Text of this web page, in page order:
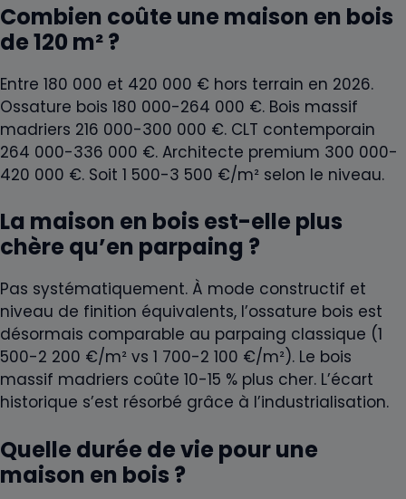
Combien coûte une maison en bois
de 120 m² ?
Entre 180 000 et 420 000 € hors terrain en 2026.
Ossature bois 180 000-264 000 €. Bois massif
madriers 216 000-300 000 €. CLT contemporain
264 000-336 000 €. Architecte premium 300 000-
420 000 €. Soit 1 500-3 500 €/m² selon le niveau.
La maison en bois est-elle plus
chère qu’en parpaing ?
Pas systématiquement. À mode constructif et
niveau de finition équivalents, l’ossature bois est
désormais comparable au parpaing classique (1
500-2 200 €/m² vs 1 700-2 100 €/m²). Le bois
massif madriers coûte 10-15 % plus cher. L’écart
historique s’est résorbé grâce à l’industrialisation.
Quelle durée de vie pour une
maison en bois ?